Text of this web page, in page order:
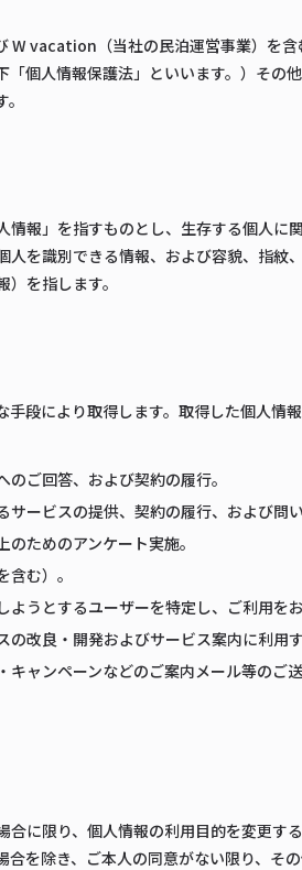
W vacation（当社の民泊運営事業）を
個人情報保護法」といいます。）その
報」を指すものとし、生存する個人に
を識別できる情報、および容貌、指紋
を指します。
段により取得します。取得した個人情
ご回答、および契約の履行。
ービスの提供、契約の履行、および問
ためのアンケート実施。
む）。
うとするユーザーを特定し、ご利用をお
改良・開発およびサービス案内に利用す
ャンペーンなどのご案内メール等のご送
に限り、個人情報の利用目的を変更す
を除き、ご本人の同意がない限り、そ